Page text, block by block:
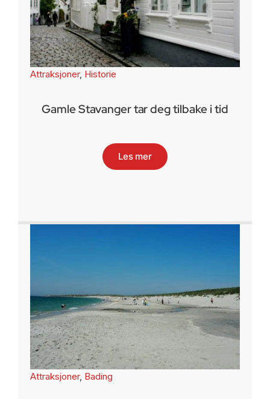
Attraksjoner, Historie
Gamle Stavanger tar deg tilbake i tid
Les mer
Attraksjoner, Bading